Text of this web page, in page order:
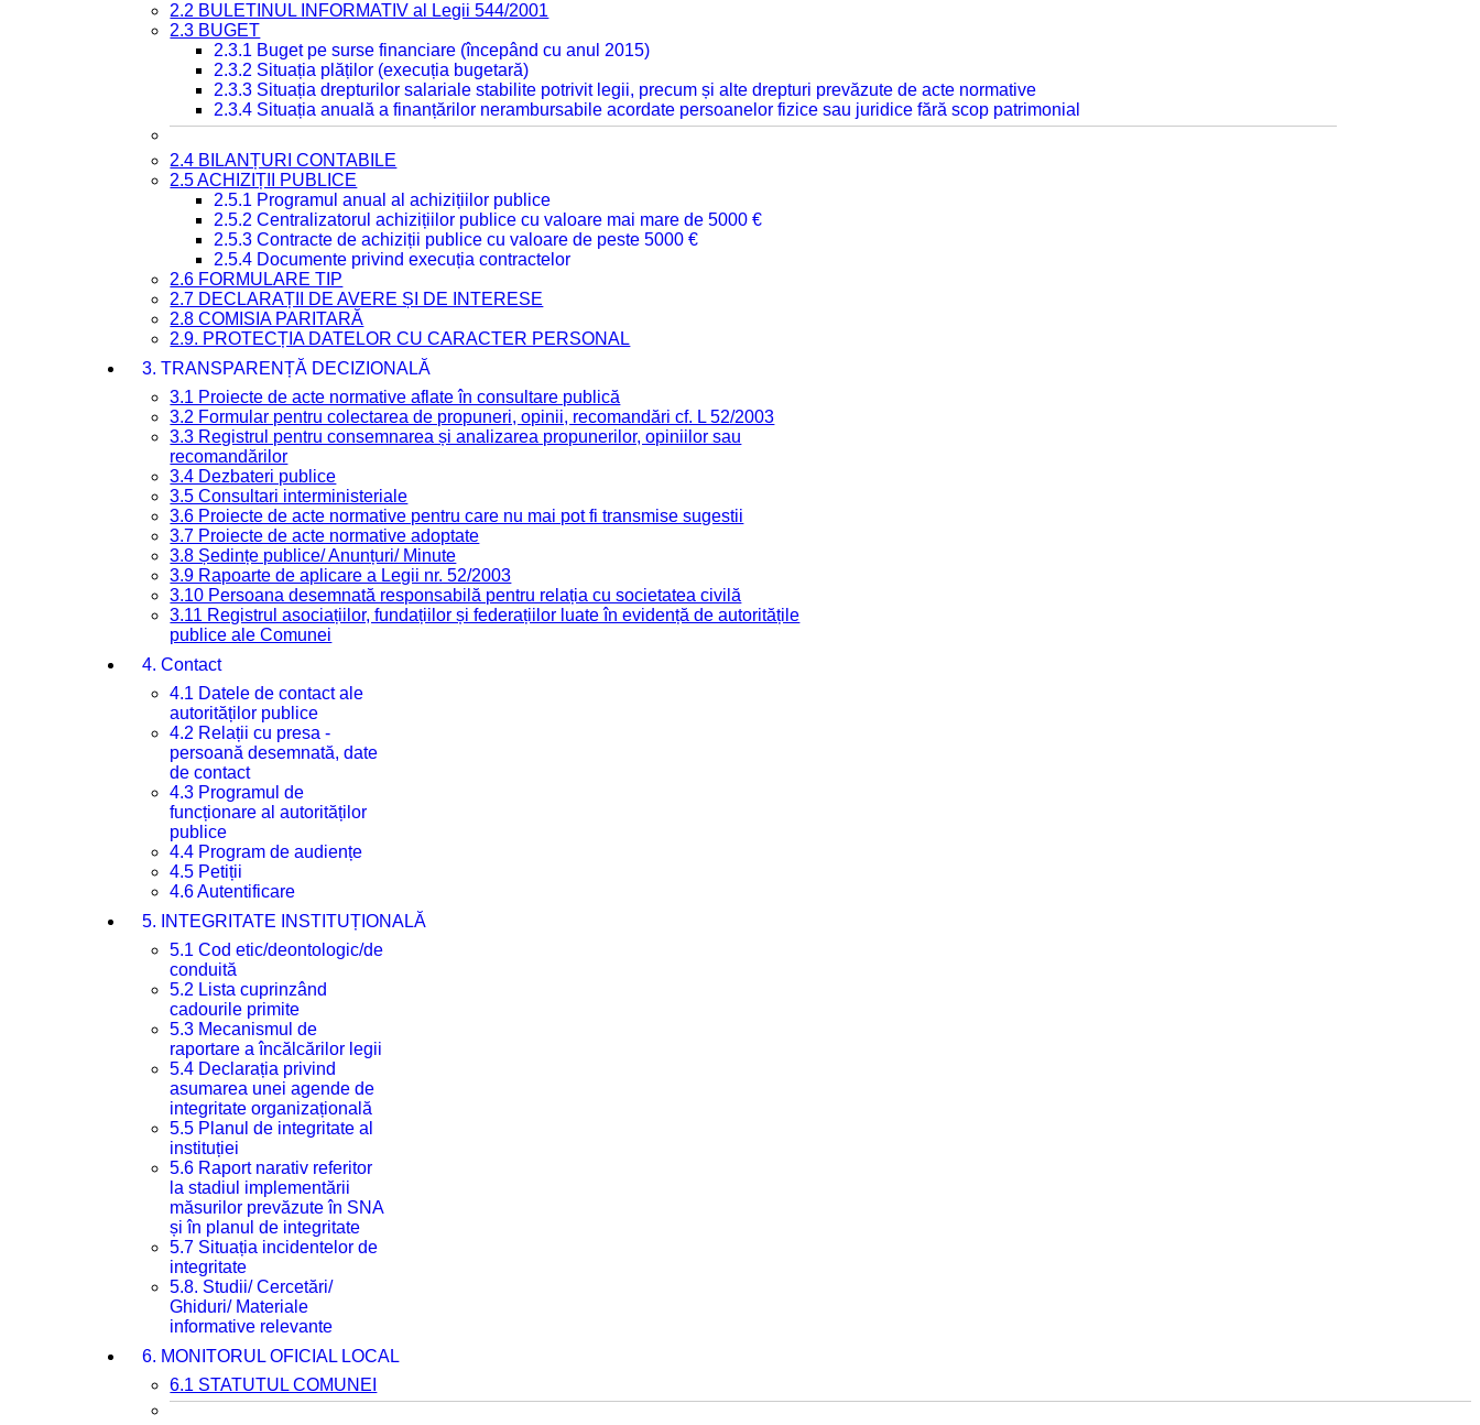
2.2 BULETINUL INFORMATIV al Legii 544/2001
2.3 BUGET
2.3.1 Buget pe surse financiare (începând cu anul 2015)
2.3.2 Situația plăților (execuția bugetară)
2.3.3 Situația drepturilor salariale stabilite potrivit legii, precum și alte drepturi prevăzute de acte normative
2.3.4 Situația anuală a finanțărilor nerambursabile acordate persoanelor fizice sau juridice fără scop patrimonial
2.4 BILANȚURI CONTABILE
2.5 ACHIZIȚII PUBLICE
2.5.1 Programul anual al achizițiilor publice
2.5.2 Centralizatorul achizițiilor publice cu valoare mai mare de 5000 €
2.5.3 Contracte de achiziții publice cu valoare de peste 5000 €
2.5.4 Documente privind execuția contractelor
2.6 FORMULARE TIP
2.7 DECLARAȚII DE AVERE ȘI DE INTERESE
2.8 COMISIA PARITARĂ
2.9. PROTECȚIA DATELOR CU CARACTER PERSONAL
3. TRANSPARENȚĂ DECIZIONALĂ
3.1 Proiecte de acte normative aflate în consultare publică
3.2 Formular pentru colectarea de propuneri, opinii, recomandări cf. L 52/2003
3.3 Registrul pentru consemnarea și analizarea propunerilor, opiniilor sau
recomandărilor
3.4 Dezbateri publice
3.5 Consultari interministeriale
3.6 Proiecte de acte normative pentru care nu mai pot fi transmise sugestii
3.7 Proiecte de acte normative adoptate
3.8 Ședințe publice/ Anunțuri/ Minute
3.9 Rapoarte de aplicare a Legii nr. 52/2003
3.10 Persoana desemnată responsabilă pentru relația cu societatea civilă
3.11 Registrul asociațiilor, fundațiilor și federațiilor luate în evidență de autoritățile
publice ale Comunei
4. Contact
4.1 Datele de contact ale
autorităților publice
4.2 Relații cu presa -
persoană desemnată, date
de contact
4.3 Programul de
funcționare al autorităților
publice
4.4 Program de audiențe
4.5 Petiții
4.6 Autentificare
5. INTEGRITATE INSTITUȚIONALĂ
5.1 Cod etic/deontologic/de
conduită
5.2 Lista cuprinzând
cadourile primite
5.3 Mecanismul de
raportare a încălcărilor legii
5.4 Declarația privind
asumarea unei agende de
integritate organizațională
5.5 Planul de integritate al
instituției
5.6 Raport narativ referitor
la stadiul implementării
măsurilor prevăzute în SNA
și în planul de integritate
5.7 Situația incidentelor de
integritate
5.8. Studii/ Cercetări/
Ghiduri/ Materiale
informative relevante
6. MONITORUL OFICIAL LOCAL
6.1 STATUTUL COMUNEI